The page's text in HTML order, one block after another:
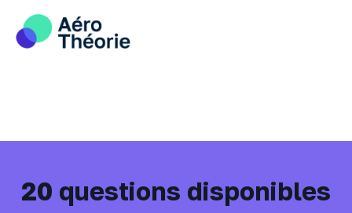
content
20 questions disponibles